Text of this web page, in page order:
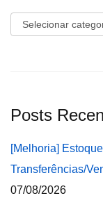
Categorias
Posts
[Melhoria]
Transferências/
07/08/2026